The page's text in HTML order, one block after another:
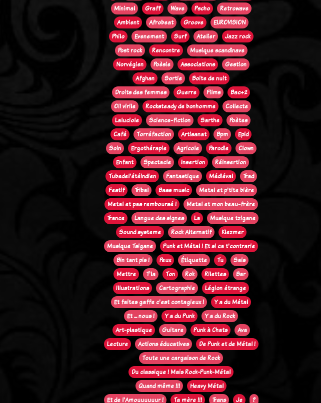
Minimal
Graff Wave Pscho
Retrowave
Ambient
Afrobeat Groove
EUROVISION
Philo
Evenement Surf Atelier
Jazz rock
Post rock
Rencontre
Musique scandinave
Norvégien
Poèsie Associations
Gestion
Afghan
Sortie
Boite de nuit
Droits des femmes
Guerre Films
Bac+2
Oi! virile
Rocksteady de bonhomme
Collecte
Laluciole
Science-fiction Sarthe
Poètes
Café
Torréfaction Artisanat Bpm
Epid
Soin
Ergothérapie Agricole Parodie
Clown
Enfant
Spectacle Insertion
Réinsertion
Tubedel'étéindien
Fantastique Médiéval
Trad
Festif
Tribal Bass music
Metal et p'tite bière
Metal et pas remboursé !
Metal et mon beau-frère
Trance
Langue des signes La
Musique tzigane
Sound systeme
Rock Alternatif
Klezmer
Musique Tsigane
Punk et Métal ! Et si ca t'contrarie
Bin tant pis !
Peux Étiquette Tu
Sais
Mettre
T'la Ton Rok Rilettes
Bar
Illustrations
Cartographie
Légion étrange
Et faites gaffe c'est contagieux !
Y a du Métal
Et ... nous !
Y a du Punk
Y a du Rock
Art-plastique
Guitare Punk à Chats
Ava
Lecture
Actions éducatives
De Punk et de Métal !
Toute une cargaison de Rock
Du classique ! Mais Rock-Punk-Métal
Quand même !!!
Heavy Métal
Et de l'Amouuuuuur !
Ta mère !!! Trans Je ?